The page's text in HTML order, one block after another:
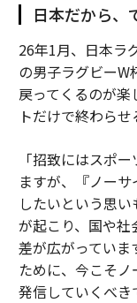
日本だから、
26年1月、日本ラ
の男子ラグビー
戻ってくるのが
トだけで終わらせ
「招致にはスポ
ますが、『ノー
したいという思
が起こり、国や
差が広がっていま
ために、今こそノ
発信していくべき